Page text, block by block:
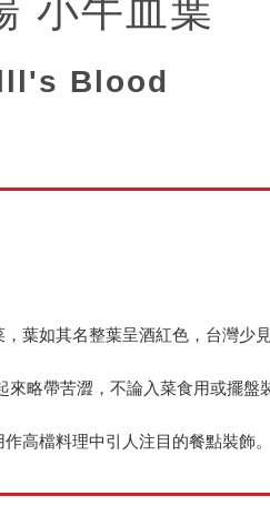
小牛血葉
Blood
葉如其名整葉呈酒紅色，台灣少
來略帶苦澀，不論入菜食用或擺盤
高檔料理中引人注目的餐點裝飾。